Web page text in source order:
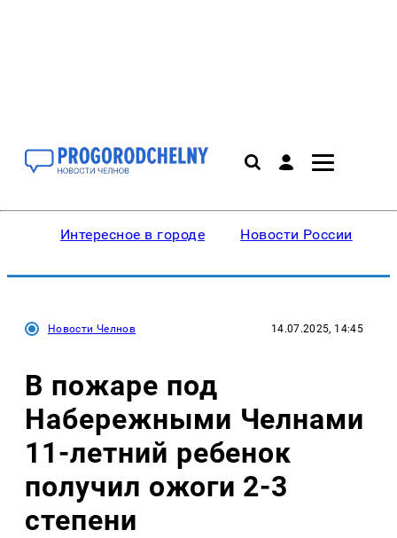
Интересное в городе Новости России
Новости Челнов 14.07.2025, 14:45
В пожаре под
Набережными Челнами
11-летний ребенок
получил ожоги 2-3
степени